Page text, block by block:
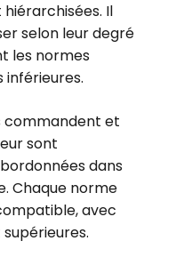
Il
selon leur degré
les normes
inférieures.
commandent et
sont
dans
Chaque norme
avec